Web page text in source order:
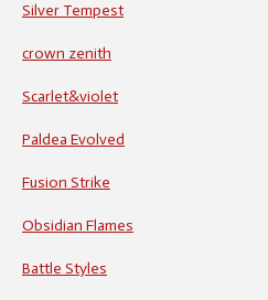
Silver Tempest
crown zenith
Scarlet&violet
Paldea Evolved
Fusion Strike
Obsidian Flames
Battle Styles